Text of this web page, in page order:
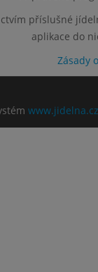
příslušné
aplikace do
Zásady
www.jidelna.cz